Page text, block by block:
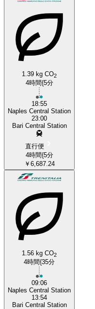
Naples
1.39 kg CO2
4時間{5分
18:55
Naples Central Station
23:00
Bari Central Station
直行便
4時間{5分
￥6,687.24
1.56 kg CO2
4時間{35分
09:06
Naples Central Station
13:54
Bari Central Station